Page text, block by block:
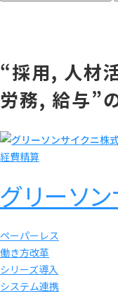
“採用, 人材
労務, 給与”
経費精算
グリーソ
ペーパーレス
働き方改革
シリーズ導入
システム連携